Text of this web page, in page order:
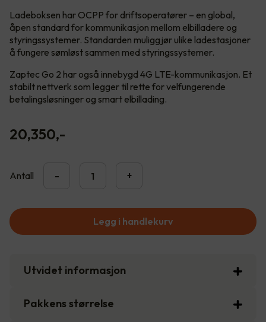
Ladeboksen har OCPP for driftsoperatører – en global,
åpen standard for kommunikasjon mellom elbilladere og
styringssystemer. Standarden muliggjør ulike ladestasjoner
å fungere sømløst sammen med styringssystemer.
Zaptec Go 2 har også innebygd 4G LTE-kommunikasjon. Et
stabilt nettverk som legger til rette for velfungerende
betalingsløsninger og smart elbillading.
20,350,-
Antall - +
Legg i handlekurv
Utvidet informasjon
Pakkens størrelse